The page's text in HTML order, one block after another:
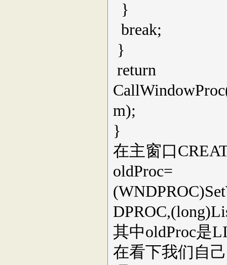
}
break;
}
return
m);
}
在主窗口
oldProc=
其中oldProc是
在看下我们自